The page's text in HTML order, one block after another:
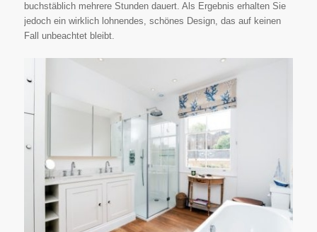
buchstäblich mehrere Stunden dauert. Als Ergebnis erhalten Sie
jedoch ein wirklich lohnendes, schönes Design, das auf keinen
Fall unbeachtet bleibt.